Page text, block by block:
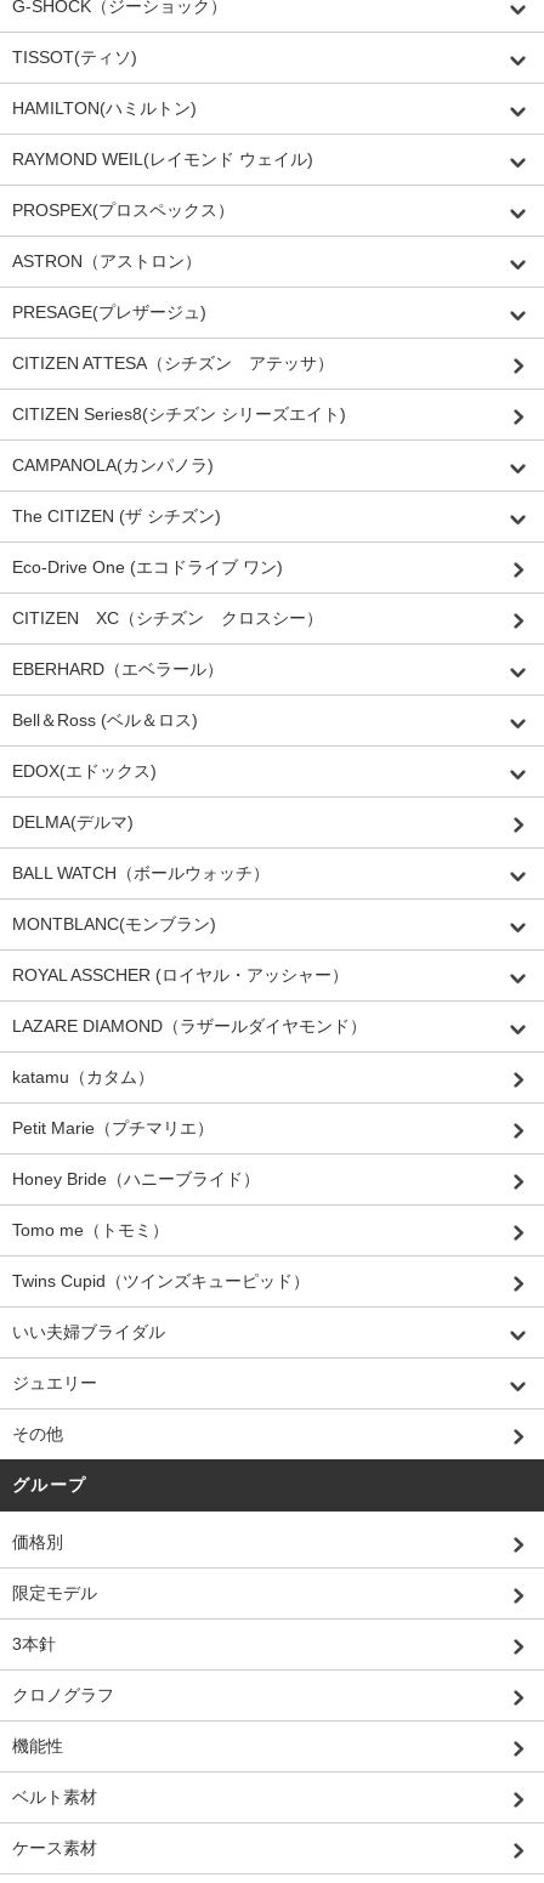
G-SHOCK（ジーショック）
TISSOT(ティソ)
HAMILTON(ハミルトン)
RAYMOND WEIL(レイモンド ウェイル)
PROSPEX(プロスペックス）
ASTRON（アストロン）
PRESAGE(プレザージュ)
CITIZEN ATTESA（シチズン アテッサ）
CITIZEN Series8(シチズン シリーズエイト)
CAMPANOLA(カンパノラ)
The CITIZEN (ザ シチズン)
Eco-Drive One (エコドライブ ワン)
CITIZEN XC（シチズン クロスシー）
EBERHARD（エベラール）
Bell＆Ross (ベル＆ロス)
EDOX(エドックス)
DELMA(デルマ)
BALL WATCH（ボールウォッチ）
MONTBLANC(モンブラン)
ROYAL ASSCHER (ロイヤル・アッシャー）
LAZARE DIAMOND（ラザールダイヤモンド）
katamu（カタム）
Petit Marie（プチマリエ）
Honey Bride（ハニーブライド）
Tomo me（トモミ）
Twins Cupid（ツインズキューピッド）
いい夫婦ブライダル
ジュエリー
その他
グループ
価格別
限定モデル
3本針
クロノグラフ
機能性
ベルト素材
ケース素材